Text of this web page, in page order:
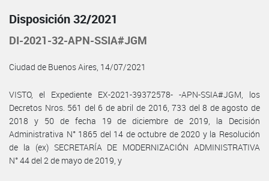
Disposición 32/2021
DI-2021-32-APN-SSIA#JGM
Ciudad de Buenos Aires, 14/07/2021
VISTO, el Expediente EX-2021-39372578- -APN-SSIA#JGM, los
Decretos Nros. 561 del 6 de abril de 2016, 733 del 8 de agosto de
2018 y 50 de fecha 19 de diciembre de 2019, la Decisión
Administrativa N° 1865 del 14 de octubre de 2020 y la Resolución
de la (ex) SECRETARÍA DE MODERNIZACIÓN ADMINISTRATIVA
N° 44 del 2 de mayo de 2019, y